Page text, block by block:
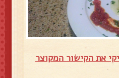
את הקישור המקוצר